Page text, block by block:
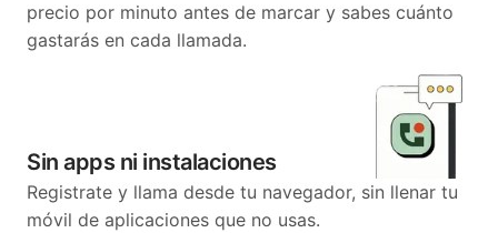
precio por minuto antes de marcar y sabes cuánto
gastarás en cada llamada.
Sin apps ni instalaciones
Registrate y llama desde tu navegador, sin llenar tu
móvil de aplicaciones que no usas.